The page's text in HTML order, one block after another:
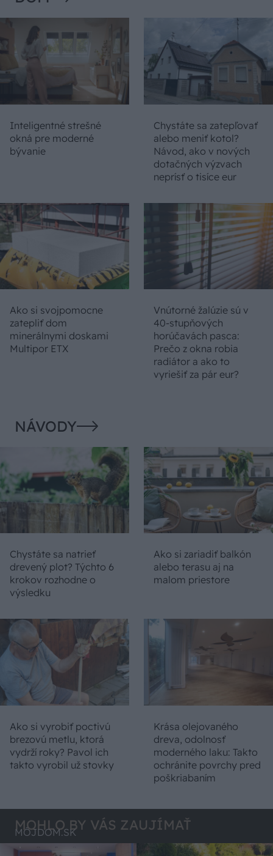
Inteligentné strešné
okná pre moderné
bývanie
Chystáte sa zatepľovať
alebo meniť kotol?
Návod, ako v nových
dotačných výzvach
neprísť o tisíce eur
Ako si svojpomocne
zatepliť dom
minerálnymi doskami
Multipor ETX
Vnútorné žalúzie sú v
40-stupňových
horúčavách pasca:
Prečo z okna robia
radiátor a ako to
vyriešiť za pár eur?
NÁVODY
Chystáte sa natrieť
drevený plot? Týchto 6
krokov rozhodne o
výsledku
Ako si zariadiť balkón
alebo terasu aj na
malom priestore
Ako si vyrobiť poctivú
brezovú metlu, ktorá
vydrží roky? Pavol ich
takto vyrobil už stovky
Krása olejovaného
dreva, odolnosť
moderného laku: Takto
ochránite povrchy pred
poškriabaním
MOHLO BY VÁS ZAUJÍMAŤ
MÔJDOM.SK